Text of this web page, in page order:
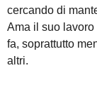
cercando di
Ama il suo
fa, soprattutto
altri.